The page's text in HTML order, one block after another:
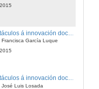
García Luque
Apoios e obstáculos á innovación docente universitaria
Luis Losada